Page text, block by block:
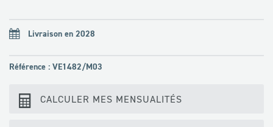
Livraison en 2028
Référence : VE1482/M03
CALCULER MES MENSUALITÉS